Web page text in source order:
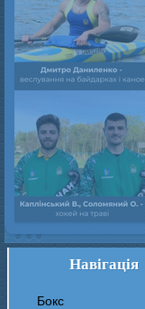
Навігація
Бокс